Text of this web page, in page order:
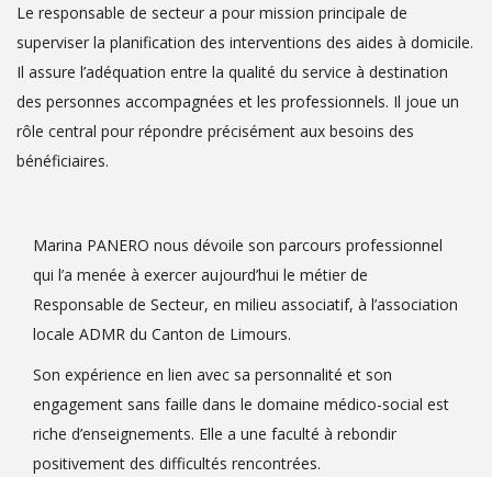
Le responsable de secteur a pour mission principale de
superviser la planification des interventions des aides à domicile.
Il assure l’adéquation entre la qualité du service à destination
des personnes accompagnées et les professionnels. Il joue un
rôle central pour répondre précisément aux besoins des
bénéficiaires.
Marina PANERO nous dévoile son parcours professionnel
qui l’a menée à exercer aujourd’hui le métier de
Responsable de Secteur, en milieu associatif, à l’association
locale ADMR du Canton de Limours.
Son expérience en lien avec sa personnalité et son
engagement sans faille dans le domaine médico-social est
riche d’enseignements. Elle a une faculté à rebondir
positivement des difficultés rencontrées.